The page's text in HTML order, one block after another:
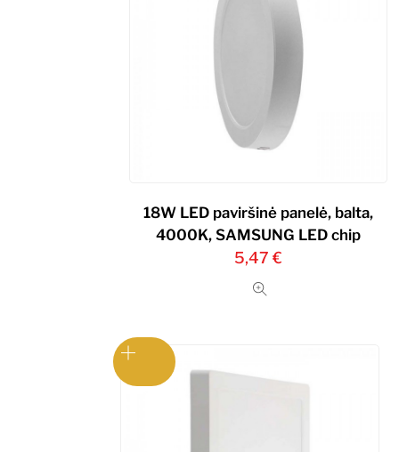
18W LED paviršinė panelė, balta,
4000K, SAMSUNG LED chip
5,47 €